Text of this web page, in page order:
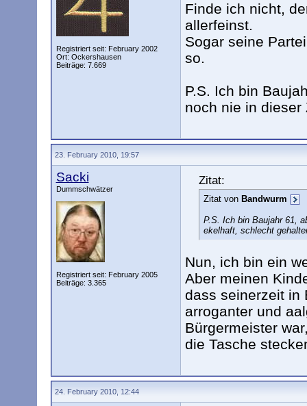
Registriert seit: February 2002
Ort: Ockershausen
Beiträge: 7.669
Finde ich nicht,
allerfeinst.
Sogar seine
so.
P.S. Ich bin
noch nie in
23. February 2010, 19:57
Sacki
Dummschwätzer
Registriert seit: February 2005
Beiträge: 3.365
Zitat:
Zitat von Bandwurm
P.S. Ich bin Baujahr 61,
ekelhaft, schlecht
Nun, ich bin ein
Aber meinen
dass seinerzeit in
arroganter und
Bürgermeister
die Tasche
24. February 2010, 12:44